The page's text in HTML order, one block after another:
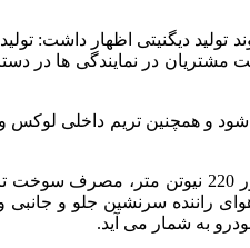
در نمایندگی ها در
لحاظ ظاهر جزء خودروهای جذاب و متفاوت است که در 6 رنگ
به شمار می آید.